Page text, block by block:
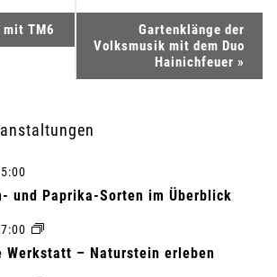
mit TM6
Gartenklänge der
Volksmusik mit dem Duo
Hainichfeuer »
und Paprika-Sorten im Überblick
Werkstatt – Naturstein erleben